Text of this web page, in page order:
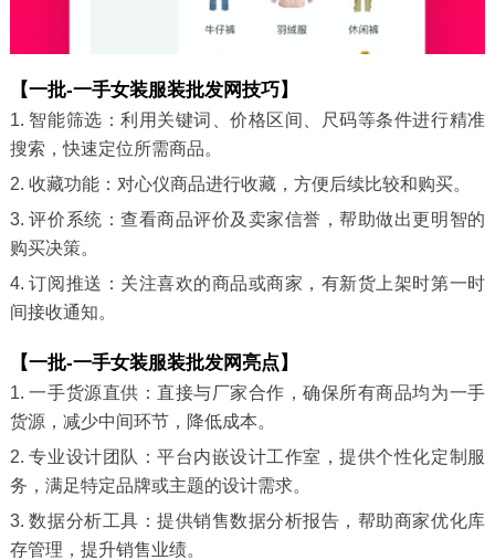
【一批-一手女装服装批发网技巧】
1. 智能筛选：利用关键词、价格区间、尺码等条件进行精准
搜索，快速定位所需商品。
2. 收藏功能：对心仪商品进行收藏，方便后续比较和购买。
3. 评价系统：查看商品评价及卖家信誉，帮助做出更明智的
购买决策。
4. 订阅推送：关注喜欢的商品或商家，有新货上架时第一时
间接收通知。
【一批-一手女装服装批发网亮点】
1. 一手货源直供：直接与厂家合作，确保所有商品均为一手
货源，减少中间环节，降低成本。
2. 专业设计团队：平台内嵌设计工作室，提供个性化定制服
务，满足特定品牌或主题的设计需求。
3. 数据分析工具：提供销售数据分析报告，帮助商家优化库
存管理，提升销售业绩。